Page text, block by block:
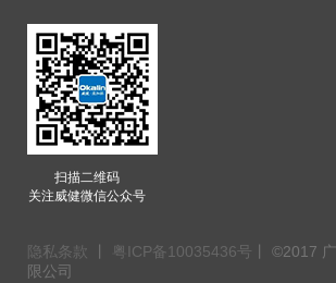
扫描二维码
关注威健微信公众号
隐私条款 粤ICP备10035436号 丨 ©2017
限公司